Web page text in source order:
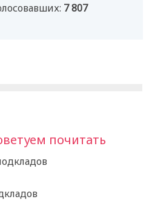
7 807
почитать